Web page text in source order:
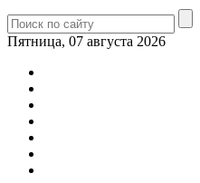
Пятница, 07 августа 2026